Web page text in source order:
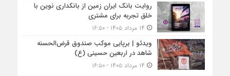
روایت بانک ایران زمین از بانکداری نوین با
خلق تجربه برای مشتری
ویدئو | برپایی موکب صندوق قرض‌الحسنه
شاهد در اربعین حسینی (ع)